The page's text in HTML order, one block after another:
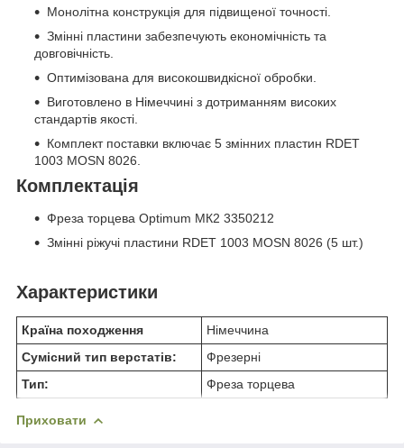
Монолітна конструкція для підвищеної точності.
Змінні пластини забезпечують економічність та
довговічність.
Оптимізована для високошвидкісної обробки.
Виготовлено в Німеччині з дотриманням високих
стандартів якості.
Комплект поставки включає 5 змінних пластин RDET
1003 MOSN 8026.
Комплектація
Фреза торцева Optimum МК2 3350212
Змінні ріжучі пластини RDET 1003 MOSN 8026 (5 шт.)
Характеристики
Країна походження
Німеччина
Сумісний тип верстатів:
Фрезерні
Тип:
Фреза торцева
Приховати